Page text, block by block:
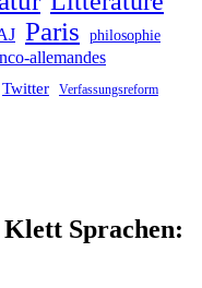
Paris philosophie
allemandes
Twitter Verfassungsreform
Sprachen: